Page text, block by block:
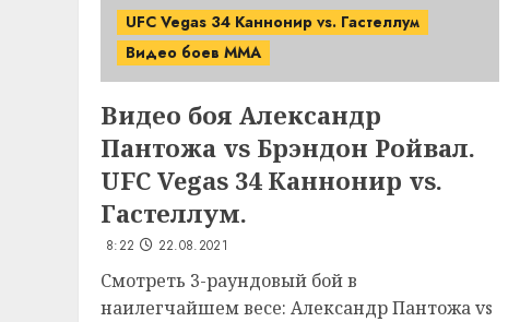
UFC Vegas 34 Каннонир vs. Гастеллум
Видео боев MMA
Видео боя Александр
Пантожа vs Брэндон Ройвал.
UFC Vegas 34 Каннонир vs.
Гастеллум.
8:22 22.08.2021
Смотреть 3-раундовый бой в
наилегчайшем весе: Александр Пантожа vs